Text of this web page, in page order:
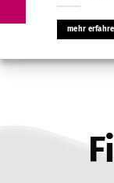
mehr